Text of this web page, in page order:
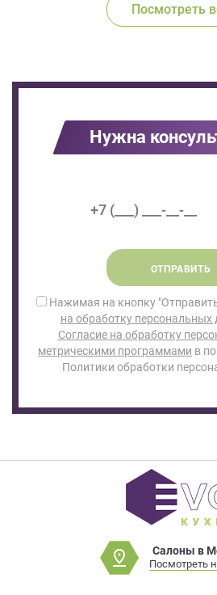
Посмотреть
Нужна
ОТПРАВИТЬ
Нажимая на кнопку
на обработку персональных
Согласие на обработку
метрическими программами в
Политики обработки
Салоны в
Посмотреть